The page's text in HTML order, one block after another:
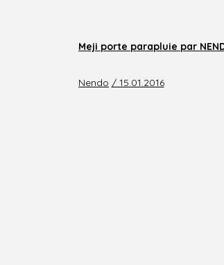
Meji porte parapluie par
Nendo / 15.01.2016